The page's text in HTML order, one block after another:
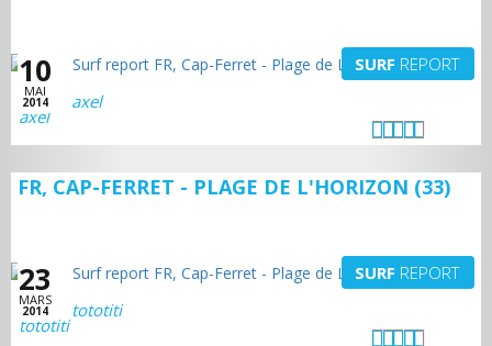
10
MAI
2014
SURF REPORT
axel
FR, CAP-FERRET - PLAGE DE L'HORIZON (33)
23
MARS
2014
SURF REPORT
tototiti